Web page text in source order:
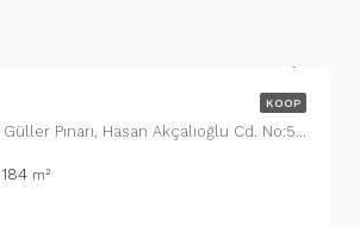
KOOP
Straatnaam 123, Güller Pınarı, Hasan Akçalıoğlu Cd. No:5, 07400 Alanya/Antalya, Turkije, Wijk 13
184 m²